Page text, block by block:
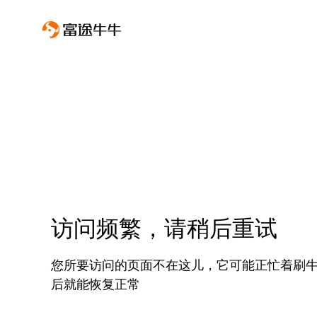
访问频繁，请稍后重试
您所要访问的页面不在这儿，它可能正忙着刷
后就能恢复正常